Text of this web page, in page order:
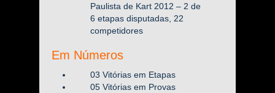
Paulista de Kart 2012 – 2 de
6 etapas disputadas, 22
competidores
Em Números
03 Vitórias em Etapas
05 Vitórias em Provas